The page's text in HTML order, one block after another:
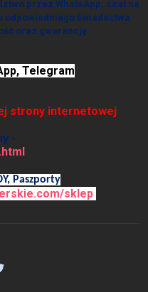
przez WhatsApp, czat na
odpowiedniego świadectwa
oraz gwarancję
Telegram
strony internetowej
-
Paszporty
sklep